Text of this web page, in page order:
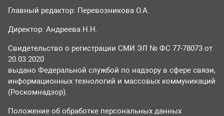
Главный редактор: Перевозникова О.А.
Директор: Андреева Н.Н.
Свидетельство о регистрации СМИ ЭЛ № ФС 77-78073 от
20.03.2020
выдано Федеральной службой по надзору в сфере связи,
информационных технологий и массовых коммуникаций
(Роскомнадзор).
Положение об обработке персональных данных